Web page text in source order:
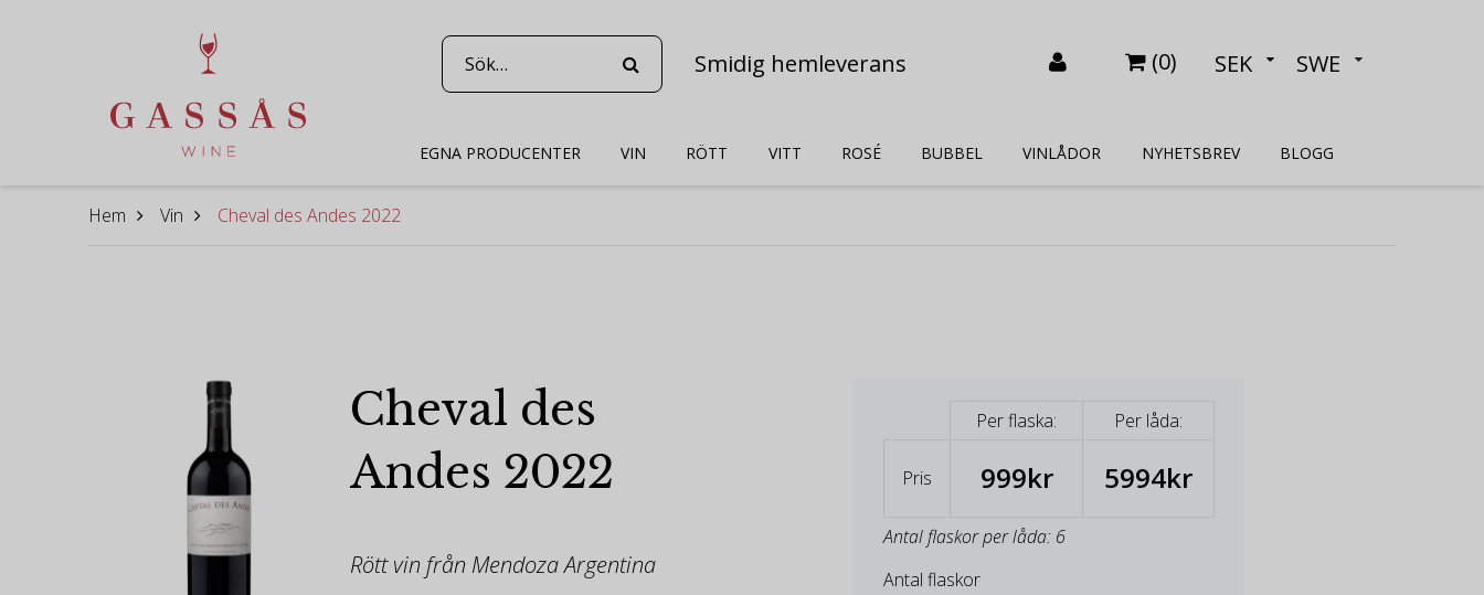
Smidig hemleverans (0) SEK SWE
EGNA PRODUCENTER VIN RÖTT VITT ROSÉ BUBBEL VINLÅDOR NYHETSBREV BLOGG
Hem Vin Cheval des Andes 2022
Cheval des
Andes 2022
Rött vin från Mendoza Argentina
Per flaska: Per låda:
Pris 999kr 5994kr
Antal flaskor per låda: 6
Antal flaskor